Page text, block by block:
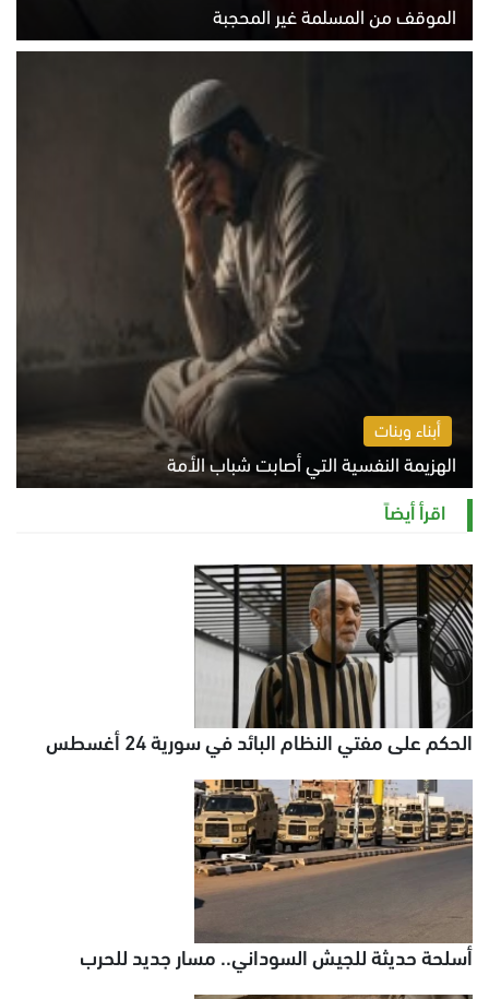
الموقف من المسلمة غير المحجبة
الخميس 6 أغسطس 2026 10:45 ص
أبناء وبنات
الهزيمة النفسية التي أصابت شباب الأمة
الخميس 6 أغسطس 2026 11:12 ص
اقرأ أيضاً
الحكم على مفتي النظام البائد في سورية 24 أغسطس
أسلحة حديثة للجيش السوداني.. مسار جديد للحرب